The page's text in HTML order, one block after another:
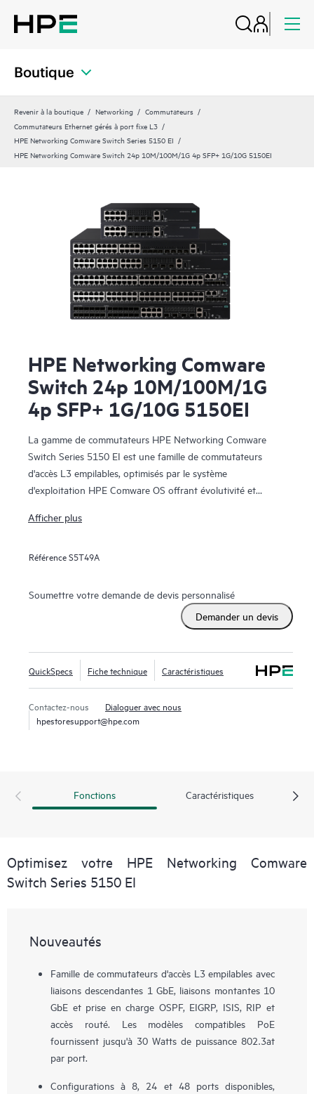
Boutique
Revenir à la boutique Networking
Commutateurs
Commutateurs Ethernet gérés à port fixe L3
HPE Networking Comware Switch Series 5150 EI
HPE Networking Comware Switch 24p 10M/100M/1G 4p SFP+ 1G/10G 5150EI
HPE Networking Comware
Switch 24p 10M/100M/1G
4p SFP+ 1G/10G 5150EI
La gamme de commutateurs HPE Networking Comware
Switch Series 5150 EI est une famille de commutateurs
d'accès L3 empilables, optimisés par le système
d'exploitation HPE Comware OS offrant évolutivité et
réseaux de campus des petites, moyennes et grandes
Afficher plus
RéférenceS5T49A
Soumettre votre demande de devis personnalisé
Demander un devis
QuickSpecs Fiche technique Caractéristiques
Contactez-nous
Dialoguer avec nous
hpestoresupport@hpe.com
Fonctions Caractéristiques
Optimisez votre HPE Networking Comware
Switch Series 5150 EI
Nouveautés
Famille de commutateurs d'accès L3 empilables avec
liaisons descendantes 1 GbE, liaisons montantes 10
GbE et prise en charge OSPF, EIGRP, ISIS, RIP et
accès routé. Les modèles compatibles PoE
fournissent jusqu'à 30 Watts de puissance 802.3at
par port.
Configurations à 8, 24 et 48 ports disponibles,